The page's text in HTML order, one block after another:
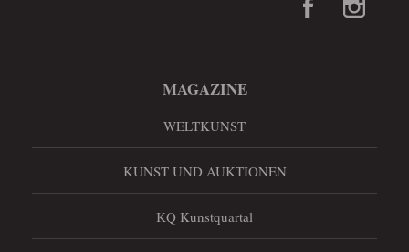
MAGAZINE
WELTKUNST
KUNST UND AUKTIONEN
KQ Kunstquartal